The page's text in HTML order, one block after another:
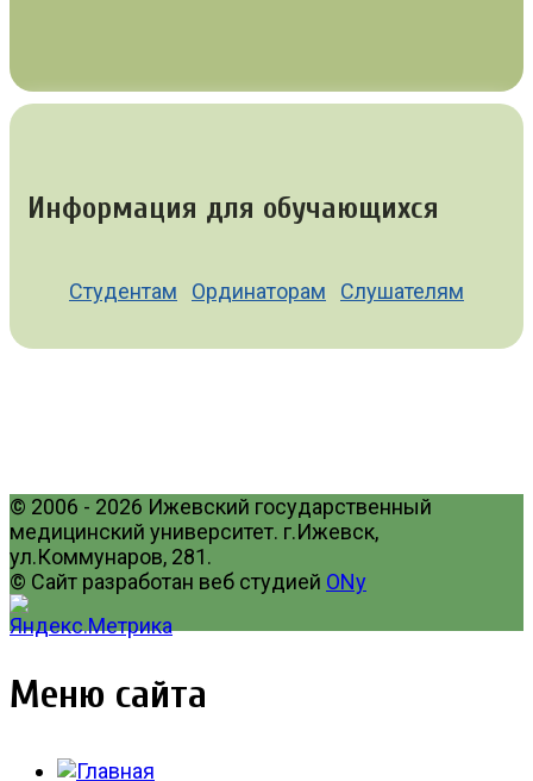
Информация для обучающихся
Студентам Ординаторам Слушателям
© 2006 - 2026 Ижевский государственный
медицинский университет. г.Ижевск,
ул.Коммунаров, 281.
© Сайт разработан веб студией ONy
Меню сайта